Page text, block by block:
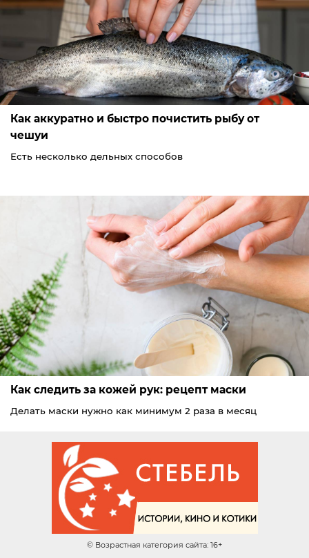
Как аккуратно и быстро почистить рыбу от
чешуи
Есть несколько дельных способов
Как следить за кожей рук: рецепт маски
Делать маски нужно как минимум 2 раза в месяц
© Возрастная категория сайта: 16+